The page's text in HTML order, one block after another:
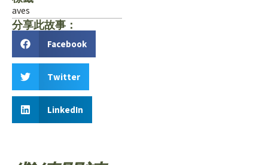
aves
分享此故事：
Facebook
Twitter
LinkedIn